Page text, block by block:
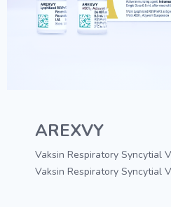
AREXVY
Vaksin Respiratory Syncytial
Vaksin Respiratory Syncytial